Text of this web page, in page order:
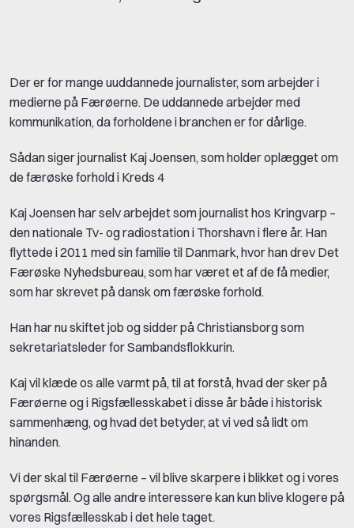
Der er for mange uuddannede journalister, som arbejder i
medierne på Færøerne. De uddannede arbejder med
kommunikation, da forholdene i branchen er for dårlige.
Sådan siger journalist Kaj Joensen, som holder oplægget om
de færøske forhold i Kreds 4
Kaj Joensen har selv arbejdet som journalist hos Kringvarp –
den nationale Tv- og radiostation i Thorshavn i flere år. Han
flyttede i 2011 med sin familie til Danmark, hvor han drev Det
Færøske Nyhedsbureau, som har været et af de få medier,
som har skrevet på dansk om færøske forhold.
Han har nu skiftet job og sidder på Christiansborg som
sekretariatsleder for Sambandsflokkurin.
Kaj vil klæde os alle varmt på, til at forstå, hvad der sker på
Færøerne og i Rigsfællesskabet i disse år både i historisk
sammenhæng, og hvad det betyder, at vi ved så lidt om
hinanden.
Vi der skal til Færøerne – vil blive skarpere i blikket og i vores
spørgsmål. Og alle andre interessere kan kun blive klogere på
vores Rigsfællesskab i det hele taget.